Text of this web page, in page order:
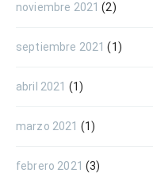
noviembre 2021 (2)
septiembre 2021 (1)
abril 2021 (1)
marzo 2021 (1)
febrero 2021 (3)